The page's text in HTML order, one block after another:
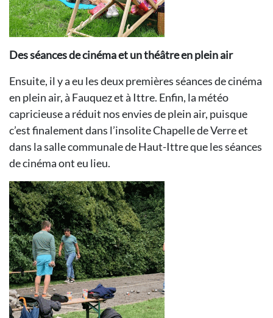
Des séances de cinéma et un théâtre en plein air
Ensuite, il y a eu les deux premières séances de cinéma
en plein air, à Fauquez et à Ittre. Enfin, la météo
capricieuse a réduit nos envies de plein air, puisque
c’est finalement dans l’insolite Chapelle de Verre et
dans la salle communale de Haut-Ittre que les séances
de cinéma ont eu lieu.